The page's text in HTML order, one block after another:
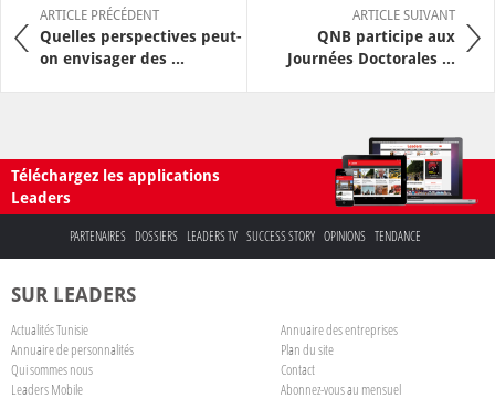
ARTICLE PRÉCÉDENT
Quelles perspectives peut-
on envisager des ...
ARTICLE SUIVANT
QNB participe aux
Journées Doctorales ...
Téléchargez les applications
Leaders
PARTENAIRES DOSSIERS LEADERS TV SUCCESS STORY OPINIONS TENDANCE
SUR LEADERS
Actualités Tunisie
Annuaire des entreprises
Annuaire de personnalités
Plan du site
Qui sommes nous
Contact
Leaders Mobile
Abonnez-vous au mensuel